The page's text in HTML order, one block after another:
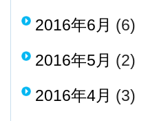
2016年6月 (6)
2016年5月 (2)
2016年4月 (3)